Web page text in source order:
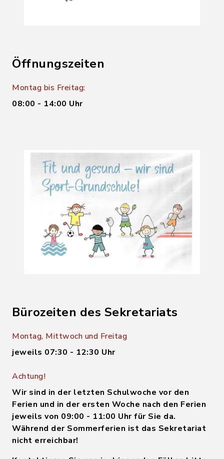
Öffnungszeiten
Montag bis Freitag:
08:00 - 14:00 Uhr
Bürozeiten des Sekretariats
Montag, Mittwoch und Freitag
jeweils 07:30 - 12:30 Uhr
Achtung!
Wir sind in der letzten Schulwoche vor den
Ferien und in der ersten Woche nach den Ferien
jeweils von 09:00 - 11:00 Uhr für Sie da.
Während der Sommerferien ist das Sekretariat
nicht erreichbar!